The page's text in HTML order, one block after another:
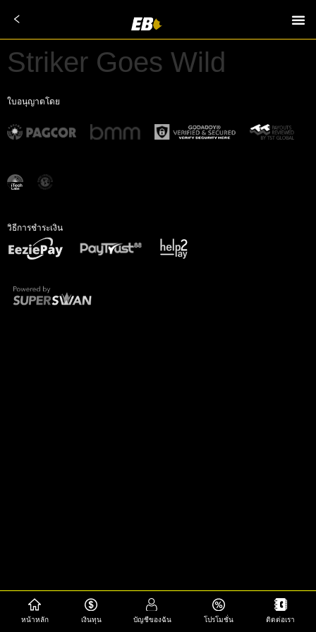
หน้าหลัก เงินทุน บัญชีของฉัน โปรโมชั่น ติดต่อเรา
Striker Goes Wild
ใบอนุญาตโดย
วิธีการชำระเงิน